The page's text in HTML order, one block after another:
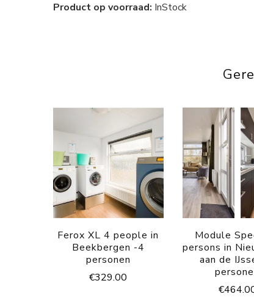
Product op voorraad: InStock
Ferox XL 4 people in
Beekbergen -4
personen
€329.00
Module
persons in
aan de
€